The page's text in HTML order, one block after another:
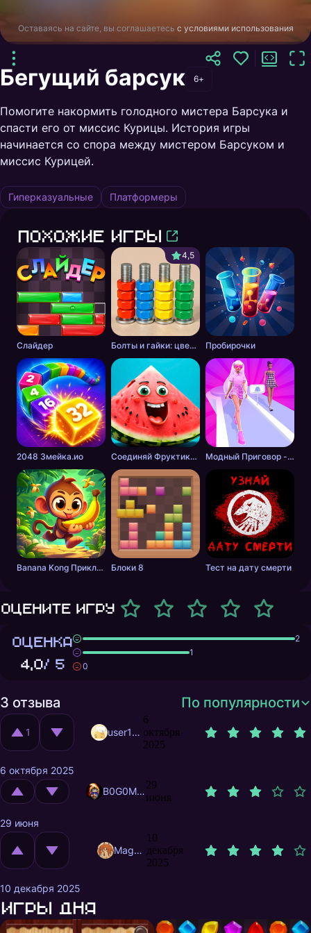
Оставаясь на сайте, вы соглашаетесь с условиями использования
Бегущий барсук 6+
Помогите накормить голодного мистера Барсука и
спасти его от миссис Курицы. История игры
начинается со спора между мистером Барсуком и
миссис Курицей.
Гиперказуальные Платформеры
Похожие игры
Слайдер
4,5
Болты и гайки: цветная сортировка Пробирочки
2048 Змейка.ио Соединяй Фруктики: Арбуз в 2048! Модный Приговор - Одевалки для Девочек
Banana Kong Приключение Блоки 8 Тест на дату смерти
Оцените игру
ОЦЕНКА
4,0/ 5
2
1
0
3 отзыва По популярности
1 user11211477
6
октября
2025
6 октября 2025
B0G0M0L
29
июня
29 июня
MagnificentMrFox
10
декабря
2025
10 декабря 2025
Игры дня